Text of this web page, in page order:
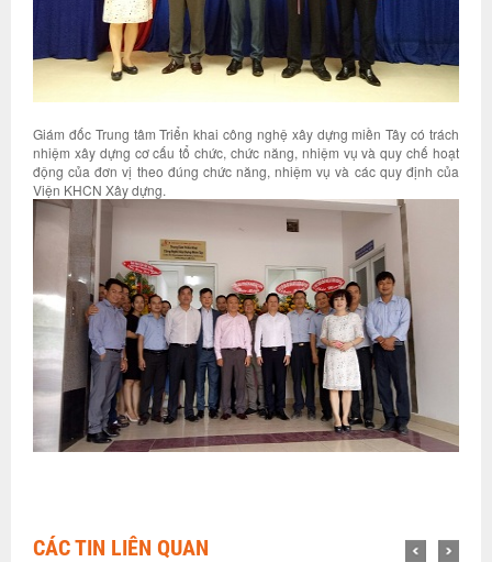
Giám đốc Trung tâm Triển khai công nghệ xây dựng miền Tây có trách
nhiệm xây dựng cơ cấu tổ chức, chức năng, nhiệm vụ và quy chế hoạt
động của đơn vị theo đúng chức năng, nhiệm vụ và các quy định của
Viện KHCN Xây dựng.
CÁC TIN LIÊN QUAN